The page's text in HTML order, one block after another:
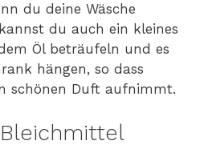
du deine Wäsche
du auch ein kleines
Öl beträufeln und es
hängen, so dass
schönen Duft aufnimmt.